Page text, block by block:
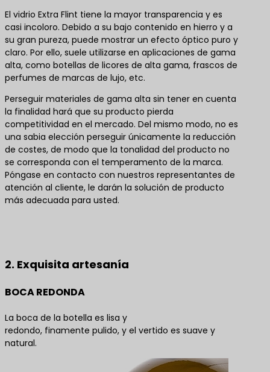
El vidrio Extra Flint tiene la mayor transparencia y es
casi incoloro. Debido a su bajo contenido en hierro y a
su gran pureza, puede mostrar un efecto óptico puro y
claro. Por ello, suele utilizarse en aplicaciones de gama
alta, como botellas de licores de alta gama, frascos de
perfumes de marcas de lujo, etc.
Perseguir materiales de gama alta sin tener en cuenta
la finalidad hará que su producto pierda
competitividad en el mercado. Del mismo modo, no es
una sabia elección perseguir únicamente la reducción
de costes, de modo que la tonalidad del producto no
se corresponda con el temperamento de la marca.
Póngase en contacto con nuestros representantes de
atención al cliente, le darán la solución de producto
más adecuada para usted.
2. Exquisita artesanía
BOCA REDONDA
La boca de la botella es lisa y
redondo, finamente pulido, y el vertido es suave y
natural.